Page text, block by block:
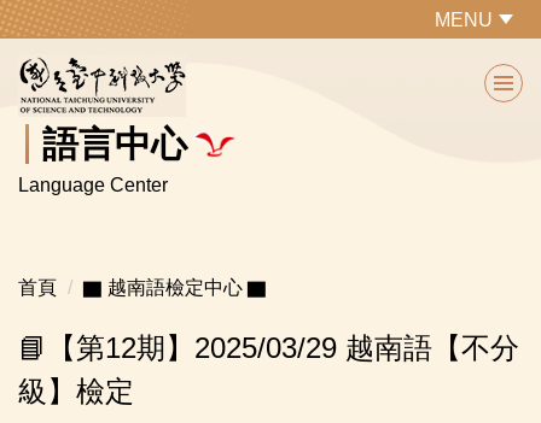
跳
主
要
容
區
語言中心
Language Center
MENU
首頁 ▇ 越南語檢定中心 ▇
📘【第12期】2025/03/29 越南語【不分
級】檢定